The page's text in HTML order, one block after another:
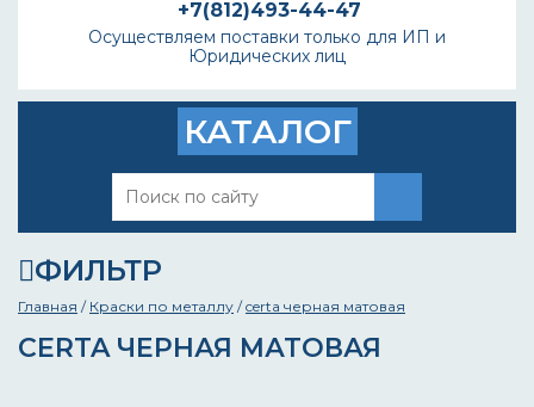
+7(812)493-44-47
Осуществляем поставки только для ИП и
Юридических лиц
КАТАЛОГ
ФИЛЬТР
Главная / Краски по металлу /certa черная матовая
CERTA ЧЕРНАЯ МАТОВАЯ